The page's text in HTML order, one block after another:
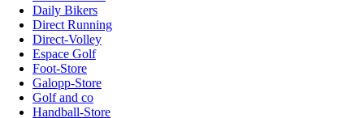
Daily Bikers
Direct Running
Direct-Volley
Espace Golf
Foot-Store
Galopp-Store
Golf and co
Handball-Store